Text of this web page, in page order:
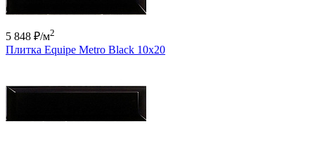
5 848 ₽/м2
Плитка Equipe Metro Black 10x20